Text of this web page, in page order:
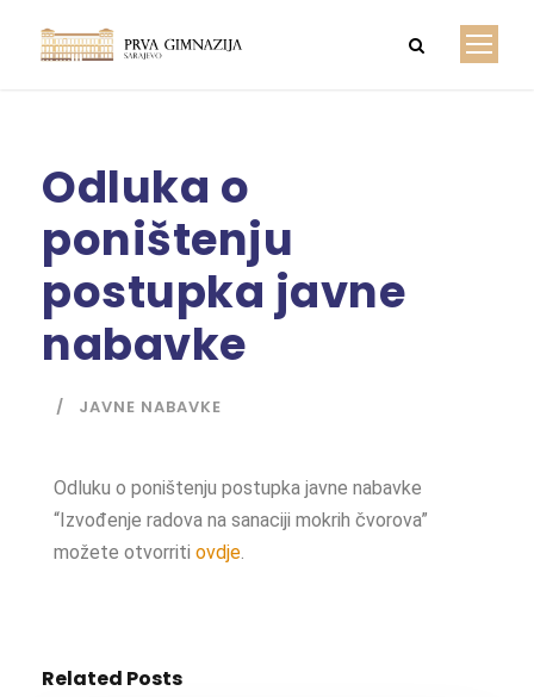
Odluka o
poništenju
postupka javne
nabavke
JAVNE NABAVKE
Odluku o poništenju postupka javne nabavke
“Izvođenje radova na sanaciji mokrih čvorova”
možete otvorriti ovdje.
Related Posts